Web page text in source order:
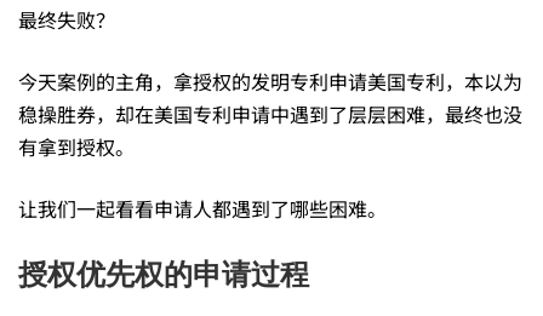
专
利
申
请
最终失败？
今天案例的主角，拿授权的发明专利申请美国专利，本以为
稳操胜券，却在美国专利申请中遇到了层层困难，最终也没
有拿到授权。
让我们一起看看申请人都遇到了哪些困难。
授权优先权的申请过程